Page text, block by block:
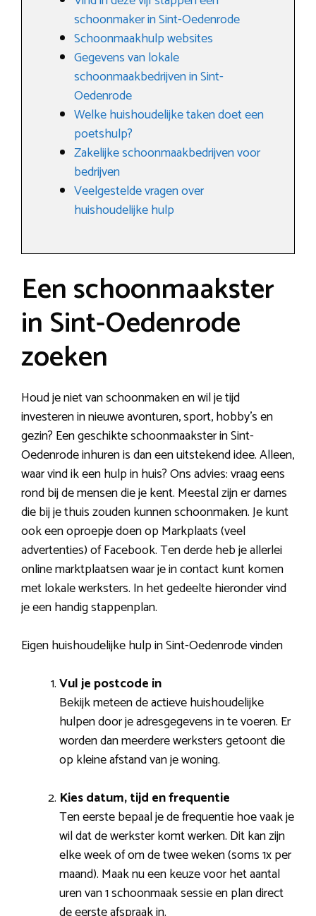
schoonmaker in Sint-Oedenrode
Schoonmaakhulp websites
Gegevens van lokale
schoonmaakbedrijven in Sint-
Oedenrode
Welke huishoudelijke taken doet een
poetshulp?
Zakelijke schoonmaakbedrijven voor
bedrijven
Veelgestelde vragen over
huishoudelijke hulp
Een schoonmaakster
in Sint-Oedenrode
zoeken
Houd je niet van schoonmaken en wil je tijd
investeren in nieuwe avonturen, sport, hobby’s en
gezin? Een geschikte schoonmaakster in Sint-
Oedenrode inhuren is dan een uitstekend idee. Alleen,
waar vind ik een hulp in huis? Ons advies: vraag eens
rond bij de mensen die je kent. Meestal zijn er dames
die bij je thuis zouden kunnen schoonmaken. Je kunt
ook een oproepje doen op Markplaats (veel
advertenties) of Facebook. Ten derde heb je allerlei
online marktplaatsen waar je in contact kunt komen
met lokale werksters. In het gedeelte hieronder vind
je een handig stappenplan.
Eigen huishoudelijke hulp in Sint-Oedenrode vinden
Vul je postcode in
Bekijk meteen de actieve huishoudelijke
hulpen door je adresgegevens in te voeren. Er
worden dan meerdere werksters getoont die
op kleine afstand van je woning.
Kies datum, tijd en frequentie
Ten eerste bepaal je de frequentie hoe vaak je
wil dat de werkster komt werken. Dit kan zijn
elke week of om de twee weken (soms 1x per
maand). Maak nu een keuze voor het aantal
uren van 1 schoonmaak sessie en plan direct